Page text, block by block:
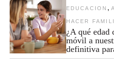
EDUCACION ,
HACER
¿A qué edad
móvil a
definitiva